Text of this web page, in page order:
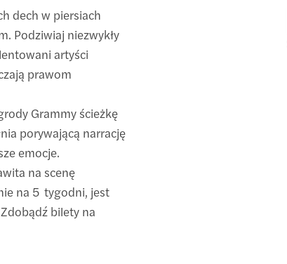
dech w piersiach
Podziwiaj niezwykły
artyści
prawom
Grammy ścieżkę
porywającą narrację
emocje.
na scenę
na 5 tygodni, jest
bilety na